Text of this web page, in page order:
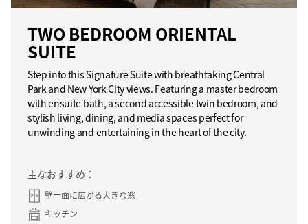
TWO BEDROOM ORIENTAL
SUITE
Step into this Signature Suite with breathtaking Central
Park and New York City views. Featuring a master bedroom
with ensuite bath, a second accessible twin bedroom, and
stylish living, dining, and media spaces perfect for
unwinding and entertaining in the heart of the city.
主なおすすめ：
壁一面に広がる大きな窓
キッチン